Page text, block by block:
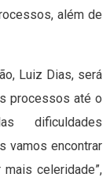
além de
Luiz Dias, será
processos até o
dificuldades
vamos encontrar
celeridade”,